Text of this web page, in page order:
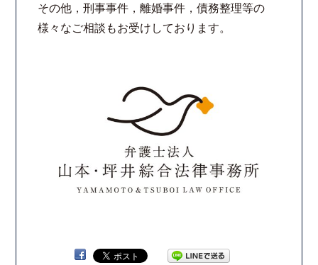
その他，刑事事件，離婚事件，債務整理等の
様々なご相談もお受けしております。